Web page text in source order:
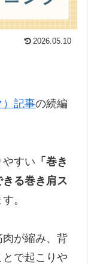
2026.05.10
）記事の続編
すい 「巻き
る巻き肩ス
。
が縮み、背
で起こりや